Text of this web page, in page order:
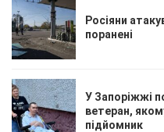
Росіяни
поранені
У Запоріжжі
ветеран,
підйомник